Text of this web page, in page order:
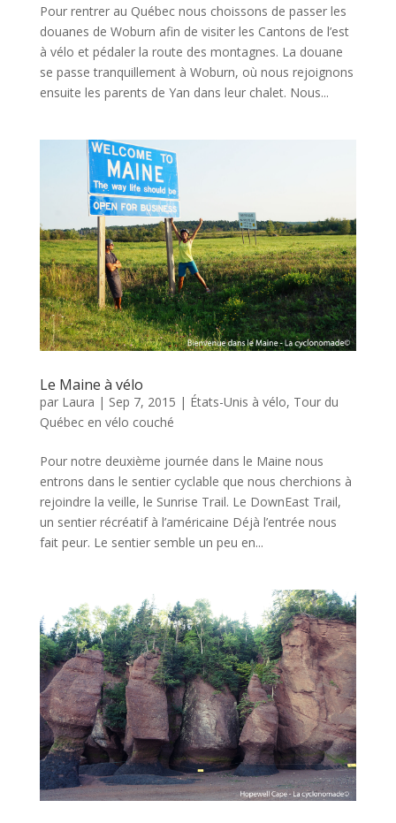
Pour rentrer au Québec nous choissons de passer les
douanes de Woburn afin de visiter les Cantons de l’est
à vélo et pédaler la route des montagnes. La douane
se passe tranquillement à Woburn, où nous rejoignons
ensuite les parents de Yan dans leur chalet. Nous...
Le Maine à vélo
par Laura | Sep 7, 2015 | États-Unis à vélo, Tour du
Québec en vélo couché
Pour notre deuxième journée dans le Maine nous
entrons dans le sentier cyclable que nous cherchions à
rejoindre la veille, le Sunrise Trail. Le DownEast Trail,
un sentier récréatif à l’américaine Déjà l’entrée nous
fait peur. Le sentier semble un peu en...